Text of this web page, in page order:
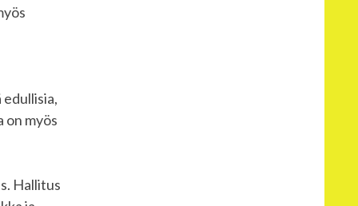
on myös
Hallitus